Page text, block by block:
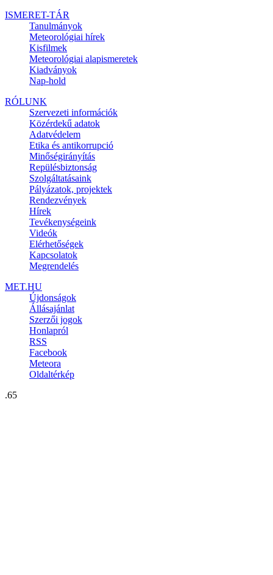
ISMERET-TÁR
Tanulmányok
Meteorológiai hírek
Kisfilmek
Meteorológiai alapismeretek
Kiadványok
Nap-hold
RÓLUNK
Szervezeti információk
Közérdekű adatok
Adatvédelem
Etika és antikorrupció
Minőségirányítás
Repülésbiztonság
Szolgáltatásaink
Pályázatok, projektek
Rendezvények
Hírek
Tevékenységeink
Videók
Elérhetőségek
Kapcsolatok
Megrendelés
MET.HU
Újdonságok
Állásajánlat
Szerzői jogok
Honlapról
RSS
Facebook
Meteora
Oldaltérkép
.65